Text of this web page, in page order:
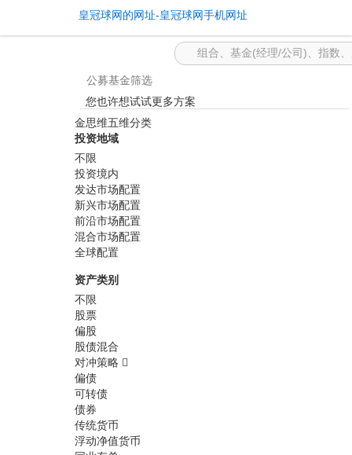
基金筛选 -皇冠球网的网址
皇冠球网的网址-皇冠球网手机网址
公募基金筛选
您也许想试试更多方案
金思维五维分类
投资地域
不限
投资境内
发达市场配置
新兴市场配置
前沿市场配置
混合市场配置
全球配置
资产类别
不限
股票
偏股
股债混合
对冲策略
偏债
可转债
债券
传统货币
浮动净值货币